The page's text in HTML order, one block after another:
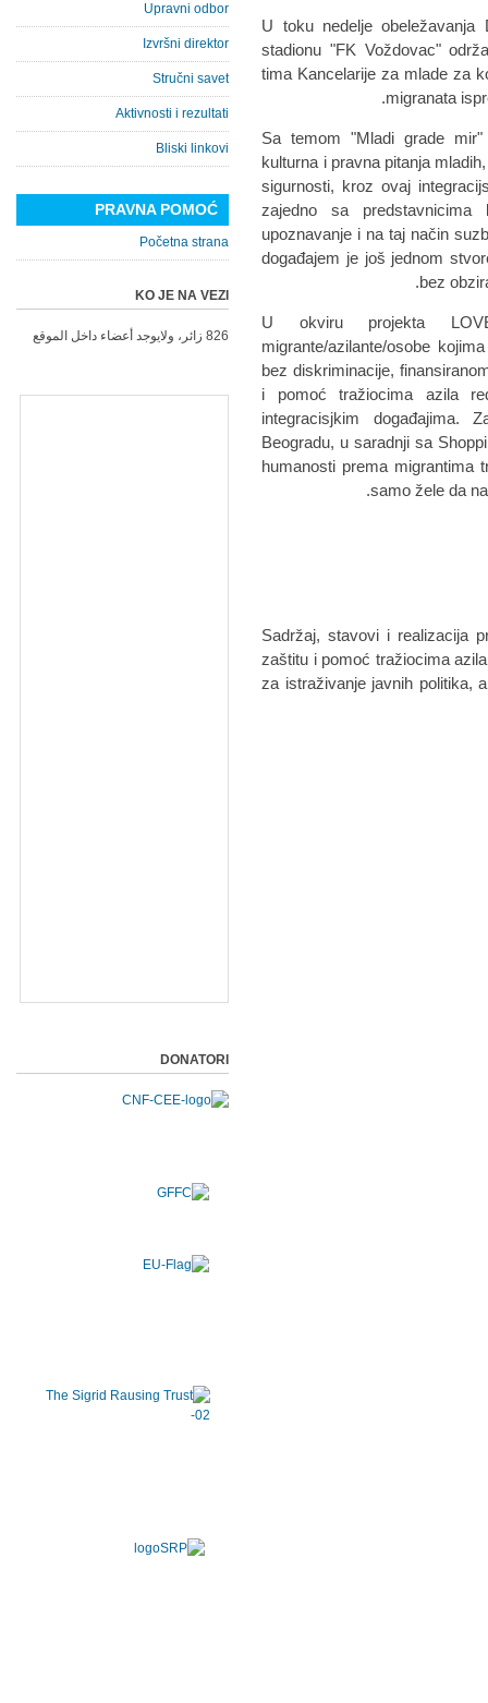
U toku nedelje
stadionu "FK Voždovac"
tima Kancelarije za mlade za
migranata
Sa temom "Mladi grade
kulturna i pravna pitanja
sigurnosti, kroz ovaj
zajedno sa predstavnicima
upoznavanje i na taj način
događajem je još jednom
bez
U okviru projekta
migrante/azilante/osobe
bez diskriminacije,
i pomoć tražiocima azila
integracisjkim događajima.
Beogradu, u saradnji sa
humanosti prema migrantima
samo žele da
Sadržaj, stavovi i realizacija
zaštitu i pomoć tražiocima
za istraživanje javnih politika,
Upravni odbor
Izvršni direktor
Stručni savet
Aktivnosti i rezultati
Bliski linkovi
PRAVNA POMOĆ
Početna strana
KO JE NA VEZI
826 زائر، ولايوجد أعضاء داخل الموقع
DONATORI